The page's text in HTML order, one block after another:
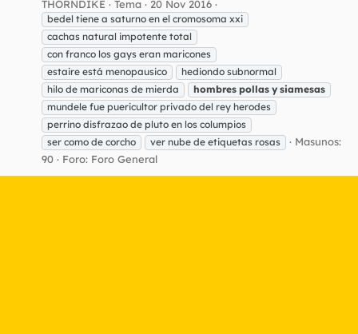
THORNDIKE Tema 20 Nov 2016
bedel tiene a saturno en el cromosoma xxi
cachas natural impotente total
con franco los gays eran maricones
estaire está menopausico
hediondo subnormal
hilo de mariconas de mierda
hombres pollas y siamesas
mundele fue puericultor privado del rey herodes
perrino disfrazao de pluto en los columpios
ser como de corcho
ver nube de etiquetas rosas
Masunos:
90
Foro: Foro General